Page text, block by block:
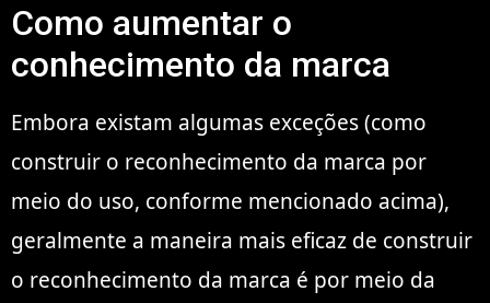
Como aumentar o
conhecimento da marca
Embora existam algumas exceções (como
construir o reconhecimento da marca por
meio do uso, conforme mencionado acima),
geralmente a maneira mais eficaz de construir
o reconhecimento da marca é por meio da